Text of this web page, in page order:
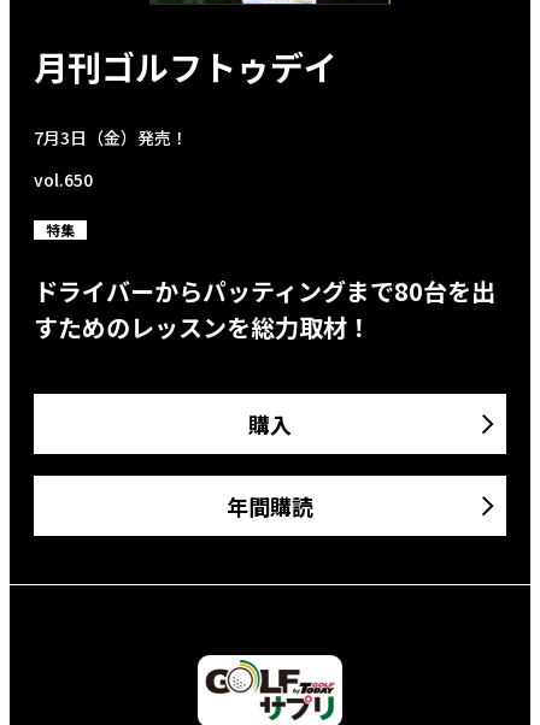
月刊ゴルフトゥデイ
7月3日（金）発売！
vol.650
特集
ドライバーからパッティングまで80台を出
すためのレッスンを総力取材！
購入
年間購読